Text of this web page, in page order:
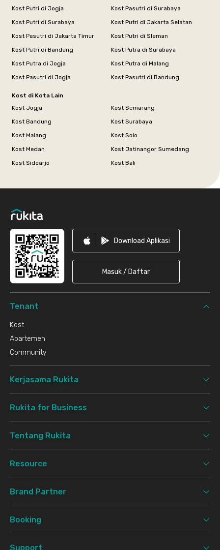
Kost Putri di Jogja
Kost Pasutri di Surabaya
Kost Putri di Surabaya
Kost Putri di Jakarta Selatan
Kost Pasutri di Jakarta Timur
Kost Putri di Sleman
Kost Putri di Bandung
Kost Putra di Surabaya
Kost Putra di Jogja
Kost Putra di Malang
Kost Pasutri di Jogja
Kost Pasutri di Bandung
Kost di Kota Lain
Kost Jogja
Kost Semarang
Kost Bandung
Kost Surabaya
Kost Malang
Kost Solo
Kost Medan
Kost Jatinangor Sumedang
Kost Sidoarjo
Kost Bali
Download Aplikasi
Masuk / Daftar
Tenant
Kost
Apartemen
Community
Kerjasama Rukita
Rukita for Business
Tentang Rukita
Resource
Brand Partner
Booking
Support